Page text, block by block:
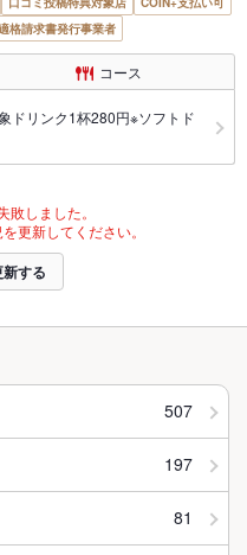
格請求書発行事業者
コース
ドリンク1杯280円※ソフトド
しました。
更新してください。
する
507
197
81